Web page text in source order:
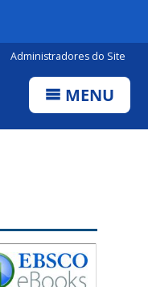
Administradores do Site
MENU